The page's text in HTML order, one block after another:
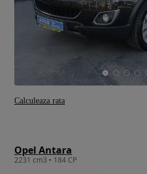
Opel Antara
2231 cm3 • 184 CP
Calculeaza rata